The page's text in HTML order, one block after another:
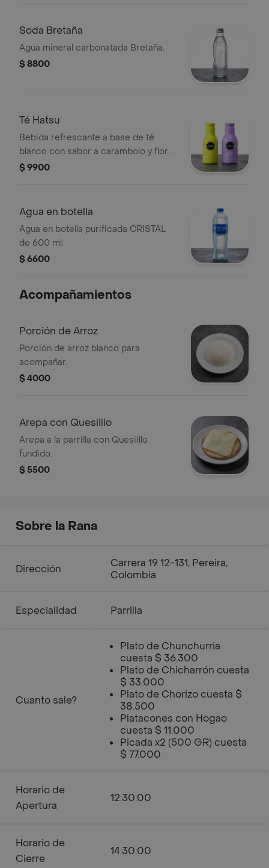
Soda Bretaña
Agua mineral carbonatada Bretaña.
$ 8800
Té Hatsu
Bebida refrescante a base de té
blanco con sabor a carambolo y flor
de loto ó té blanco con sabor a flor de
$ 9900
Agua en botella
Agua en botella purificada CRISTAL
de 600 ml.
$ 6600
Acompañamientos
Porción de Arroz
Porción de arroz blanco para
acompañar.
$ 4000
Arepa con Quesiillo
Arepa a la parrilla con Quesiillo
fundido.
$ 5500
Sobre la Rana
Dirección
Carrera 19 12-131, Pereira,
Colombia
Especialidad Parrilla
Cuanto sale?
Plato de Chunchurria
cuesta $ 36.300
Plato de Chicharrón cuesta
$ 33.000
Plato de Chorizo cuesta $
38.500
Platacones con Hogao
cuesta $ 11.000
Picada x2 (500 GR) cuesta
$ 77.000
Horario de
Apertura
12:30:00
Horario de
Cierre
14:30:00